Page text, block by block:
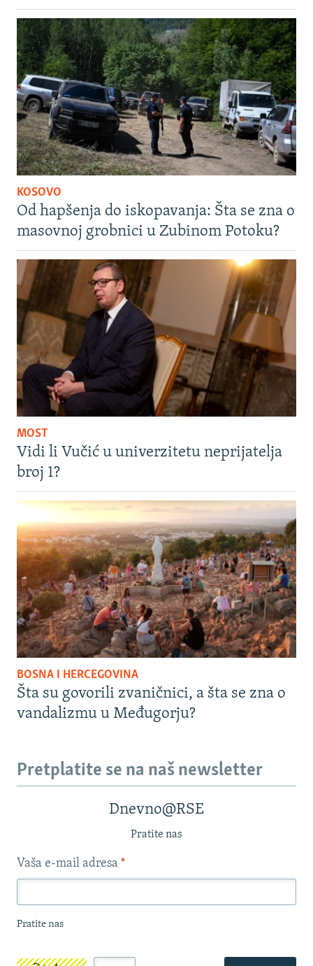
KOSOVO
Od hapšenja do iskopavanja: Šta se zna o
masovnoj grobnici u Zubinom Potoku?
MOST
Vidi li Vučić u univerzitetu neprijatelja
broj 1?
BOSNA I HERCEGOVINA
Šta su govorili zvaničnici, a šta se zna o
vandalizmu u Međugorju?
Pretplatite se na naš newsletter
Dnevno@RSE
Pratite nas
Vaša e-mail adresa *
Pratite nas